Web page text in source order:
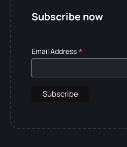
Subscribe now
Email Address*